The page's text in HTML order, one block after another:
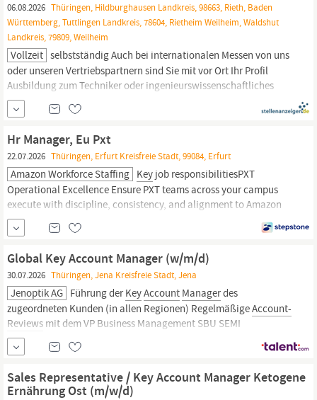
06.08.2026 Thüringen, Hildburghausen Landkreis, 98663, Rieth, Baden
Württemberg, Tuttlingen Landkreis, 78604, Rietheim Weilheim, Waldshut
Landkreis, 79809, Weilheim
Vollzeit selbstständig Auch bei internationalen Messen von uns
oder unseren Vertriebspartnern sind Sie mit vor Ort Ihr Profil
Ausbildung zum Techniker oder ingenieurswissenschaftliches
Studium Fundierte Berufserfahrung im internationalen Vertrieb
(z.B. als
Key Account
Vertriebsingenieur oder Area Sales
Hr Manager, Eu Pxt
22.07.2026 Thüringen, Erfurt Kreisfreie Stadt, 99084, Erfurt
Amazon Workforce Staffing Key job responsibilitiesPXT
Operational Excellence Ensure PXT teams across your campus
execute with discipline, consistency, and alignment to Amazon
standards. Use inspections and data to identify defects, validate
process integrity, and reinforce
Own end-to-end
operational excellence through rigorous process execution,...
Global Key Account Manager (w/m/d)
30.07.2026 Thüringen, Jena Kreisfreie Stadt, Jena
Jenoptik AG Führung derKeyAccount Managerdes
zugeordneten Kunden (in allen Regionen) RegelmäßigeAccount-
Reviews mit dem VP Business Management SBU SEMI
Regelmäßige Kundenbesuche und Dienstreisen (innerhalb
Europas und in die USA) Ihr Profil: Ausgeprägte Dienstleistungs-
und Kundenorientierung Abgeschlossenes...
Sales Representative / Key Account Manager Ketogene
Ernährung Ost (m/w/d)